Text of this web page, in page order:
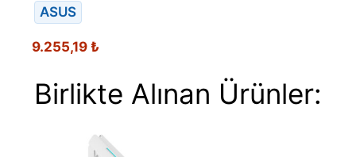
ASUS
9.255,19 ₺
Birlikte Alınan Ürünler: